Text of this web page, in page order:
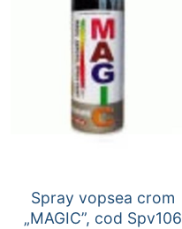
Spray vopsea crom
„MAGIC”, cod Spv106